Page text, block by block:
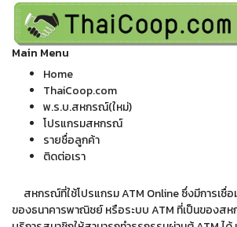
Main Menu
Home
ThaiCoop.com
พ.ร.บ.สหกรณ์(ใหม่)
โปรแกรมสหกรณ์
รายชื่อลูกค้า
ติดต่อเรา
สหกรณ์ที่ใช้โปรแกรม ATM Online ซึ่งมีการเชื่อ
ของธนาคารพาณิชย์ หรือระบบ ATM ที่เป็นของสห